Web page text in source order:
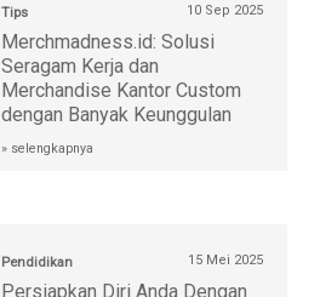
Tips 10 Sep 2025
Merchmadness.id: Solusi
Seragam Kerja dan
Merchandise Kantor Custom
dengan Banyak Keunggulan
» selengkapnya
Pendidikan 15 Mei 2025
Persiapkan Diri Anda Dengan